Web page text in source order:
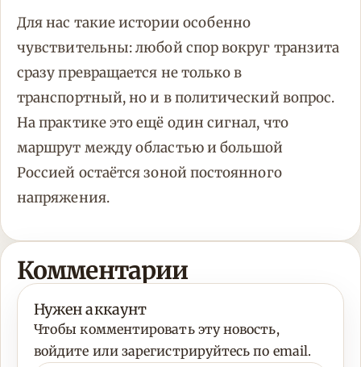
Для нас такие истории особенно
чувствительны: любой спор вокруг транзита
сразу превращается не только в
транспортный, но и в политический вопрос.
На практике это ещё один сигнал, что
маршрут между областью и большой
Россией остаётся зоной постоянного
напряжения.
Комментарии
Нужен аккаунт
Чтобы комментировать эту новость,
войдите или зарегистрируйтесь по email.